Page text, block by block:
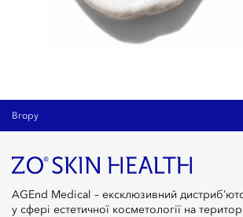
Вгору
AGEnd Medical – ексклюзивний
у сфері естетичної косметології на